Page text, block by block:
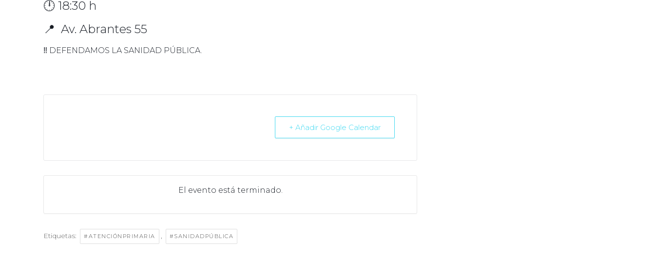
🕛 18:30 h
📍 Av. Abrantes 55
‼️ DEFENDAMOS LA SANIDAD PÚBLICA.
+ Añadir Google Calendar
El evento está terminado.
Etiquetas: #ATENCIÓNPRIMARIA , #SANIDADPÚBLICA